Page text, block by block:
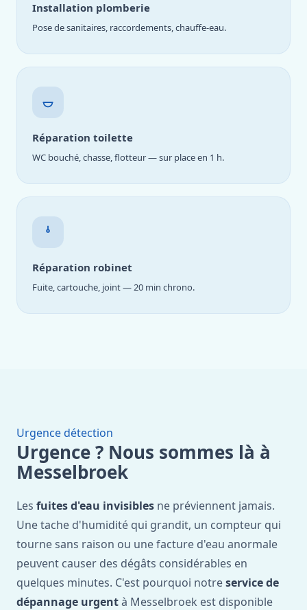
Installation plomberie
Pose de sanitaires, raccordements, chauffe-eau.
Réparation toilette
WC bouché, chasse, flotteur — sur place en 1 h.
Réparation robinet
Fuite, cartouche, joint — 20 min chrono.
Urgence détection
Urgence ? Nous sommes là à
Messelbroek
Les fuites d'eau invisibles ne préviennent jamais.
Une tache d'humidité qui grandit, un compteur qui
tourne sans raison ou une facture d'eau anormale
peuvent causer des dégâts considérables en
quelques minutes. C'est pourquoi notreservice de
dépannage urgentà Messelbroek est disponible